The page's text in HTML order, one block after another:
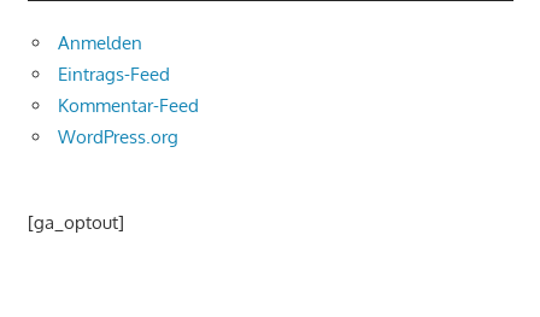
Anmelden
Eintrags-Feed
Kommentar-Feed
WordPress.org
[ga_optout]